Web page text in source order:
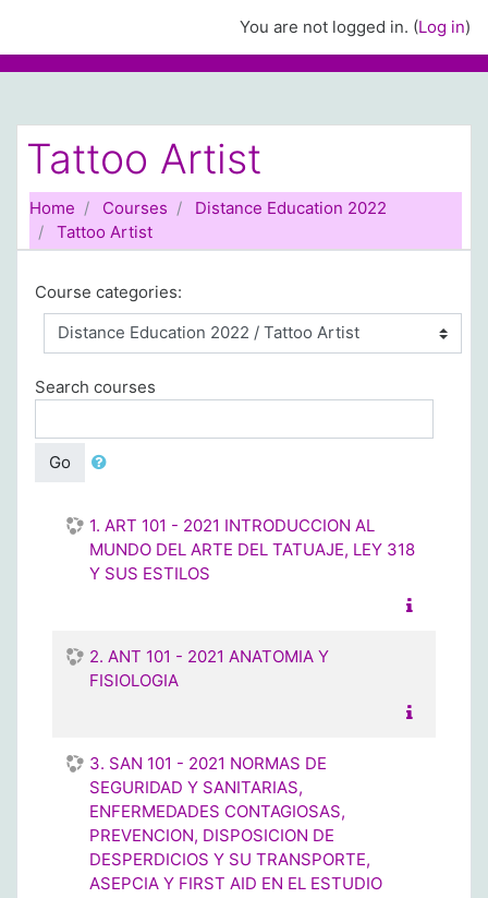
You are not logged in. (Log in)
Tattoo Artist
Home Courses
Distance Education 2022
Tattoo Artist
Course categories:
Search courses
Go
1. ART 101 - 2021 INTRODUCCION AL
MUNDO DEL ARTE DEL TATUAJE, LEY 318
Y SUS ESTILOS
2. ANT 101 - 2021 ANATOMIA Y
FISIOLOGIA
3. SAN 101 - 2021 NORMAS DE
SEGURIDAD Y SANITARIAS,
ENFERMEDADES CONTAGIOSAS,
PREVENCION, DISPOSICION DE
DESPERDICIOS Y SU TRANSPORTE,
ASEPCIA Y FIRST AID EN EL ESTUDIO